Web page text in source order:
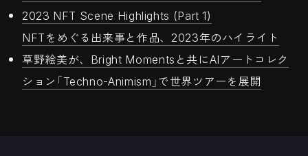
2023 NFT Scene Highlights (Part 1)
NFTをめぐる出来事と作品、2023年のハイライト
草野絵美が、Bright Momentsと共にAIアートコレク
ション「Techno-Animism」で世界ツアーを展開